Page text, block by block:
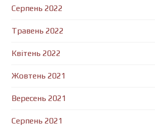
Серпень 2022
Травень 2022
Квітень 2022
Жовтень 2021
Вересень 2021
Серпень 2021